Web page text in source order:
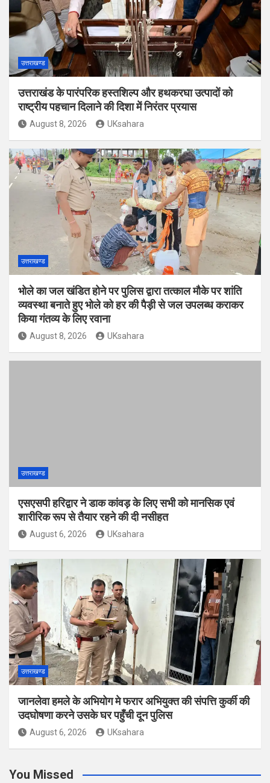
उत्तराखण्ड
उत्तराखंड के पारंपरिक हस्तशिल्प और हथकरघा उत्पादों को
राष्ट्रीय पहचान दिलाने की दिशा में निरंतर प्रयास
August 8, 2026 UKsahara
उत्तराखण्ड
भोले का जल खंडित होने पर पुलिस द्वारा तत्काल मौके पर शांति
व्यवस्था बनाते हुए भोले को हर की पैड़ी से जल उपलब्ध कराकर
किया गंतव्य के लिए रवाना
August 8, 2026 UKsahara
उत्तराखण्ड
एसएसपी हरिद्वार ने डाक कांवड़ के लिए सभी को मानसिक एवं
शारीरिक रूप से तैयार रहने की दी नसीहत
August 6, 2026 UKsahara
उत्तराखण्ड
जानलेवा हमले के अभियोग मे फरार अभियुक्त की संपत्ति कुर्की की
उदघोषणा करने उसके घर पहुँची दून पुलिस
August 6, 2026 UKsahara
You Missed